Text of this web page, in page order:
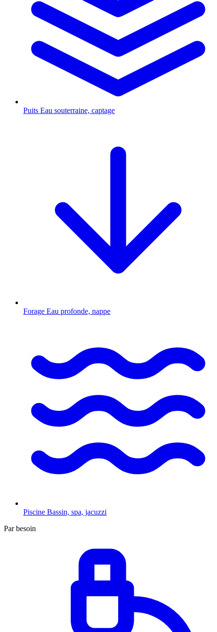
Puits Eau souterraine, captage
Forage Eau profonde, nappe
Piscine Bassin, spa, jacuzzi
Par besoin